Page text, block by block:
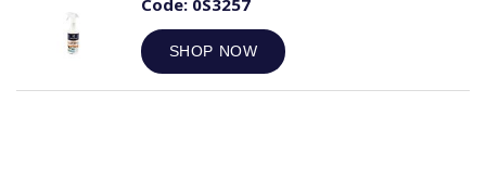
Code:0S3257
SHOP NOW